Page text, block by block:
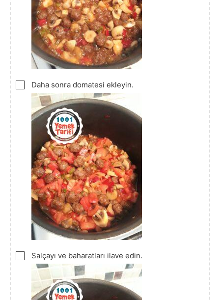
▢
Daha sonra domatesi ekleyin.
▢
Salçayı ve baharatları ilave edin.